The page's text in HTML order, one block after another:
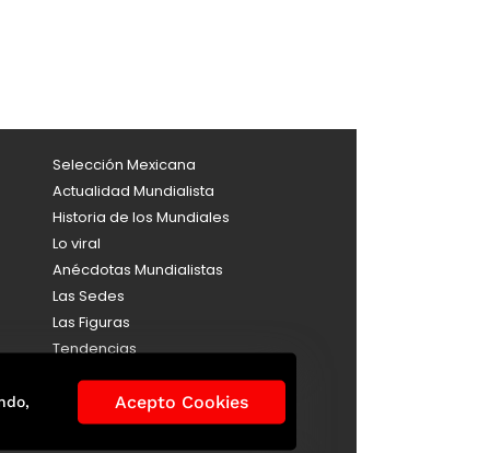
Selección Mexicana
Actualidad Mundialista
Historia de los Mundiales
Lo viral
Anécdotas Mundialistas
Las Sedes
Las Figuras
Tendencias
Directorio
Consultas
Aviso de Privacidad
Acepto Cookies